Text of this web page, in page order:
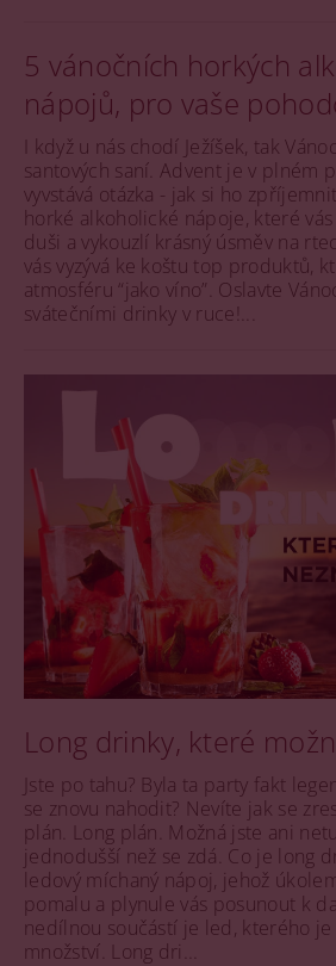
5 vánočních horkých
nápojů, pro vaše
I když u nás chodí Ježíšek, tak
santových saní. Advent je v plném
vyvstává otázka - jak si ho
horké alkoholické nápoje, které
duši a vykouzlí krásný úsměv na
vás vyzývá ke koštu top produktů,
atmosféru “jako víno”. Oslavte
svátečními drinky v ruce!...
Long drinky, které
Jste po tahu? Byla ta party fakt
se znovu nahodit? Nevíte jak se
plán. Long plán. Možná jste ani
jednodušší než se zdá. Co je long
ledový míchaný nápoj, jehož
pomalu a plynule vás posunout k
nedílnou součástí je led, kterého
množství. Long dri...